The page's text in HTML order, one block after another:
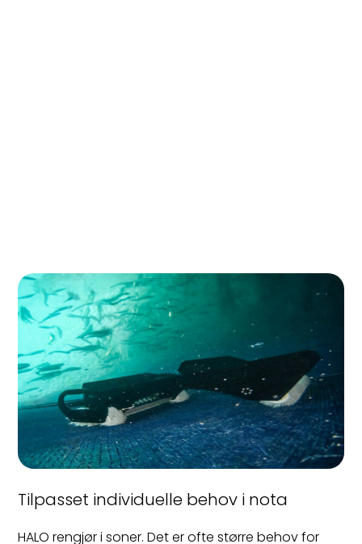
Tilpasset individuelle behov i nota
HALO rengjør i soner. Det er ofte større behov for